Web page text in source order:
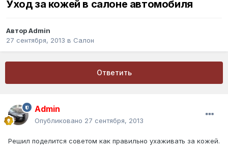
Уход за кожей в салоне автомобиля
АвторAdmin
27 сентября, 2013 в Салон
Ответить
Admin
Опубликовано 27 сентября, 2013
Решил поделится советом как правильно ухаживать за кожей.